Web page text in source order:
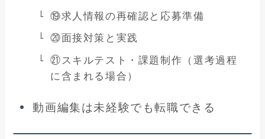
⑲求人情報の再確認と応募準備
⑳面接対策と実践
㉑スキルテスト・課題制作（選考過程
に含まれる場合）
動画編集は未経験でも転職できる